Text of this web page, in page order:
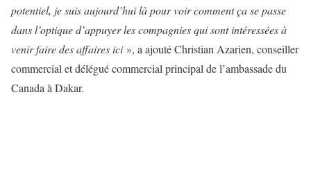
potentiel, je suis aujourd’hui là pour voir comment ça se passe
dans l’optique d’appuyer les compagnies qui sont intéressées à
venir faire des affaires ici », a ajouté Christian Azarien, conseiller
commercial et délégué commercial principal de l’ambassade du
Canada à Dakar.